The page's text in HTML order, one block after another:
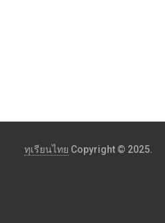
ทุเรียนไทย Copyright © 2025.